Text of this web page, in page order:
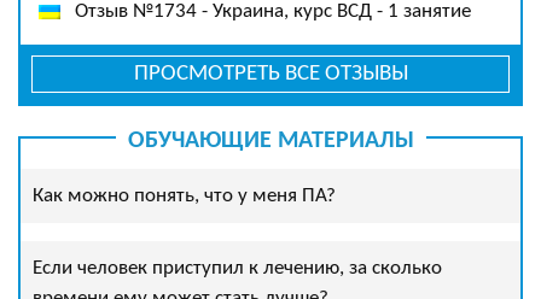
Отзыв №1734 - Украина, курс ВСД - 1 занятие
ПРОСМОТРЕТЬ ВСЕ ОТЗЫВЫ
ОБУЧАЮЩИЕ МАТЕРИАЛЫ
Как можно понять, что у меня ПА?
Если человек приступил к лечению, за сколько